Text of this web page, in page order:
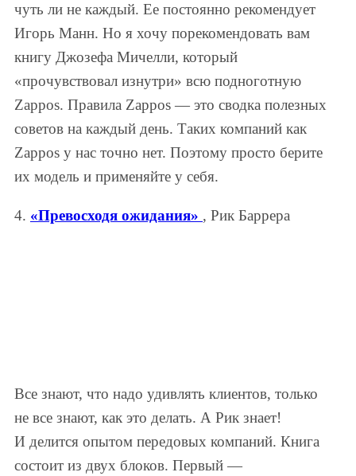
чуть ли не каждый. Ее постоянно рекомендует
Игорь Манн. Но я хочу порекомендовать вам
книгу Джозефа Мичелли, который
«прочувствовал изнутри» всю подноготную
Zappos. Правила Zappos — это сводка полезных
советов на каждый день. Таких компаний как
Zappos у нас точно нет. Поэтому просто берите
их модель и применяйте у себя.
4. «Превосходя ожидания» , Рик Баррера
Все знают, что надо удивлять клиентов, только
не все знают, как это делать. А Рик знает!
И делится опытом передовых компаний. Книга
состоит из двух блоков. Первый —